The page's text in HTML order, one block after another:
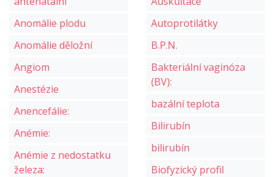
Anomálie plodu
Anomálie děložní
Angiom
Anestézie
Anencefálie:
Anémie:
Anémie z nedostatku
železa:
Autoprotilátky
B.P.N.
Bakteriální vaginóza
(BV):
bazální teplota
Bilirubín
bilirubín
Biofyzický profil